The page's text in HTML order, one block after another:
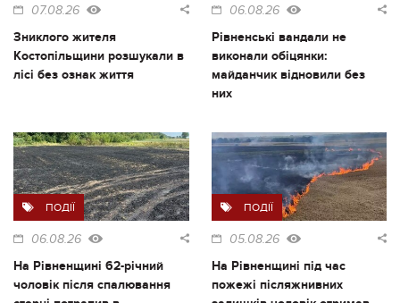
07.08.26
Зниклого жителя
Костопільщини розшукали в
лісі без ознак життя
06.08.26
Рівненські вандали не
виконали обіцянки:
майданчик відновили без
них
ПОДІЇ
06.08.26
На Рівненщині 62-річний
чоловік після спалювання
ПОДІЇ
05.08.26
На Рівненщині під час
пожежі післяжнивних